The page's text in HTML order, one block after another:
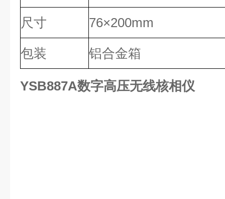
尺寸 76×200mm
包装 铝合金箱
YSB887A数字高压无线核相仪